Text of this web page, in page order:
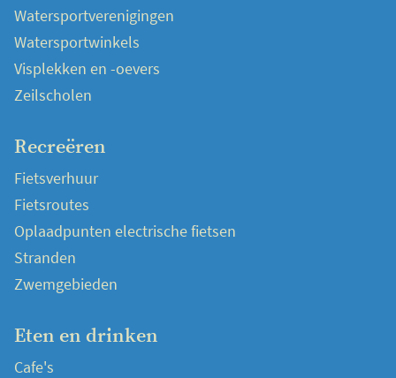
Watersportverenigingen
Watersportwinkels
Visplekken en -oevers
Zeilscholen
Recreëren
Fietsverhuur
Fietsroutes
Oplaadpunten electrische fietsen
Stranden
Zwemgebieden
Eten en drinken
Cafe's